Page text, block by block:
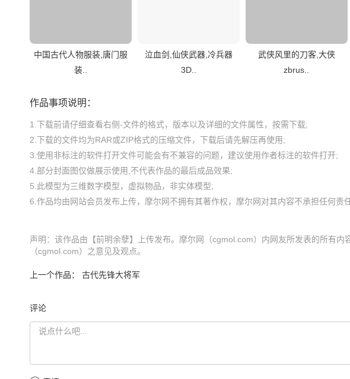
中国古代人物服装,唐门服
装..
泣血剑,仙侠武器,冷兵器
3D..
武侠风里的刀客,大侠
zbrus..
作品事项说明：
1.下载前请仔细查看右侧-文件的格式，版本以及详细的文件属性，按需下载;
2.下载的文件均为RAR或ZIP格式的压缩文件，下载后请先解压再使用;
3.使用非标注的软件打开文件可能会有不兼容的问题，建议使用作者标注的软件打开;
4.部分封面图仅做展示使用,不代表作品的最后成品效果;
5.此模型为三维数字模型，虚拟物品，非实体模型;
声明：该作品由【前明余孽】上传发布。摩尔网（cgmol.com）内网友所发表的所有内
（cgmol.com）之意见及观点。
上一个作品： 古代先锋大将军
评论